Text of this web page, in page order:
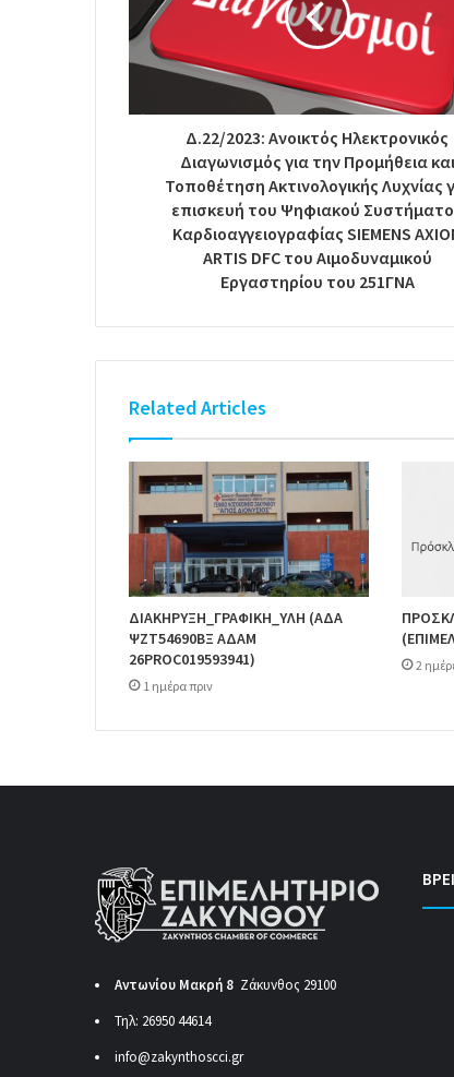
Δ.22/2023: Ανοικτός Ηλεκτρονικός
Διαγωνισμός για την Προμήθεια και
Τοποθέτηση Ακτινολογικής Λυχνίας
επισκευή του Ψηφιακού
Καρδιοαγγειογραφίας SIEMENS
ARTIS DFC του Αιμοδυναμικού
Εργαστηρίου του 251ΓΝΑ
Related Articles
ΔΙΑΚΗΡΥΞΗ_ΓΡΑΦΙΚΗ_ΥΛΗ (ΑΔΑ
ΨΖΤ54690ΒΞ ΑΔΑΜ
26PROC019593941)
1 ημέρα πριν
2
Αντωνίου Μακρή 8 Ζάκυνθος 29100
Τηλ: 26950 44614
info@zakynthoscci.gr